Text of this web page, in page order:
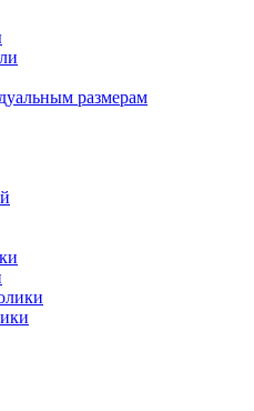
размерам